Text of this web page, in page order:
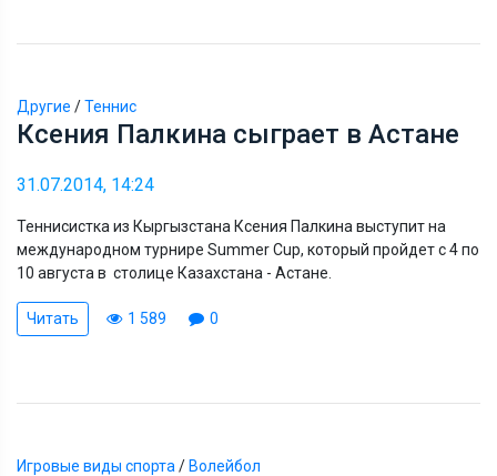
Другие /Теннис
Ксения Палкина сыграет в Астане
31.07.2014, 14:24
Теннисистка из Кыргызстана Ксения Палкина выступит на
международном турнире Summer Cup, который пройдет с 4 по
10 августа в столице Казахстана - Астане.
Читать 1 589 0
Игровые виды спорта / Волейбол